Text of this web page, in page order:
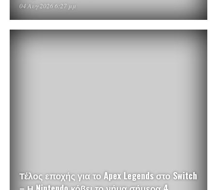
04 Αυγ 2026 6:27 μμ
Τέλος εποχής για το Apex Legends στο Switch